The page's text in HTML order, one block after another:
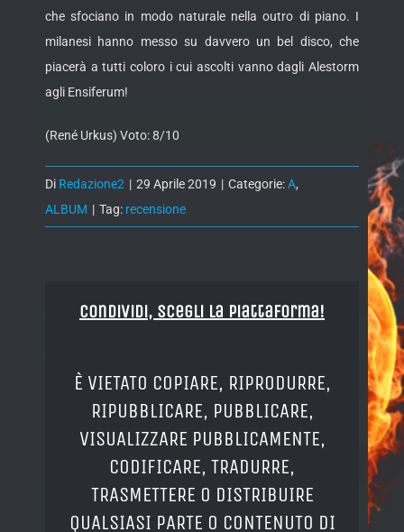
che sfociano in modo naturale nella outro di piano. I
milanesi hanno messo su davvero un bel disco, che
piacerà a tutti coloro i cui ascolti vanno dagli Alestorm
agli Ensiferum!
(René Urkus) Voto: 8/10
Di Redazione2 | 29 Aprile 2019 | Categorie:A,
ALBUM | Tag: recensione
Condividi, Scegli la piattaforma!
È VIETATO COPIARE, RIPRODURRE,
RIPUBBLICARE, PUBBLICARE,
VISUALIZZARE PUBBLICAMENTE,
CODIFICARE, TRADURRE,
TRASMETTERE O DISTRIBUIRE
QUALSIASI PARTE O CONTENUTO DI